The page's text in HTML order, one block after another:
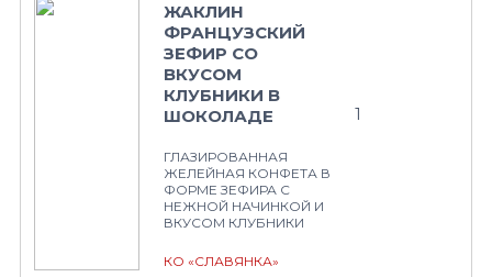
ЖАКЛИН
ФРАНЦУЗСКИЙ
ЗЕФИР СО
ВКУСОМ
КЛУБНИКИ В
ШОКОЛАДЕ
ГЛАЗИРОВАННАЯ
ЖЕЛЕЙНАЯ КОНФЕТА В
ФОРМЕ ЗЕФИРА С
НЕЖНОЙ НАЧИНКОЙ И
ВКУСОМ КЛУБНИКИ
КО «СЛАВЯНКА»
1